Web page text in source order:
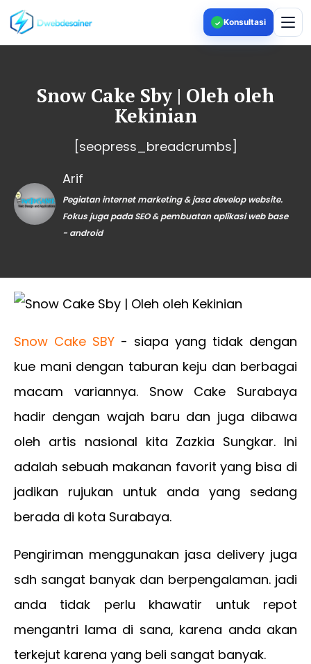
✓ Konsultasi
Snow Cake Sby | Oleh oleh
Kekinian
[seopress_breadcrumbs]
Arif
Pegiatan internet marketing & jasa develop website.
Fokus juga pada SEO & pembuatan aplikasi web base
- android
Snow Cake SBY - siapa yang tidak dengan
kue mani dengan taburan keju dan berbagai
macam variannya. Snow Cake Surabaya
hadir dengan wajah baru dan juga dibawa
oleh artis nasional kita Zazkia Sungkar. Ini
adalah sebuah makanan favorit yang bisa di
jadikan rujukan untuk anda yang sedang
berada di kota Surabaya.
Pengiriman menggunakan jasa delivery juga
sdh sangat banyak dan berpengalaman. jadi
anda tidak perlu khawatir untuk repot
mengantri lama di sana, karena anda akan
terkejut karena yang beli sangat banyak.